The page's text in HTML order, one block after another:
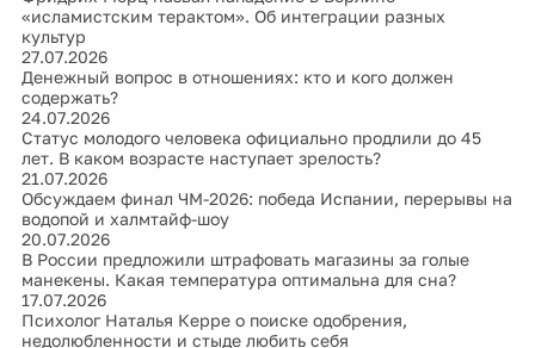
«исламистским терактом». Об интеграции разных
культур
27.07.2026
Денежный вопрос в отношениях: кто и кого должен
содержать?
24.07.2026
Статус молодого человека официально продлили до 45
лет. В каком возрасте наступает зрелость?
21.07.2026
Обсуждаем финал ЧМ-2026: победа Испании, перерывы на
водопой и халмтайф-шоу
20.07.2026
В России предложили штрафовать магазины за голые
манекены. Какая температура оптимальна для сна?
17.07.2026
Психолог Наталья Керре о поиске одобрения,
недолюбленности и стыде любить себя